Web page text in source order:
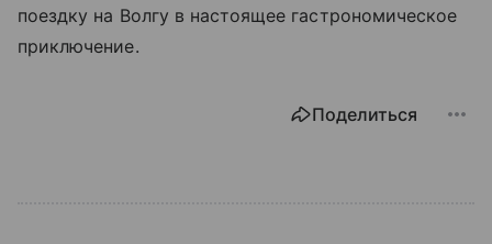
поездку на Волгу в настоящее гастрономическое
приключение.
Поделиться